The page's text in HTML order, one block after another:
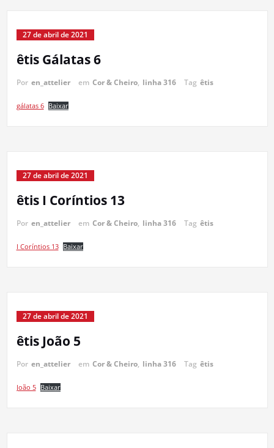
27 de abril de 2021
êtis Gálatas 6
Por en_attelier em Cor & Cheiro, linha 316 Tag êtis
gálatas 6 Baixar
27 de abril de 2021
êtis I Coríntios 13
Por en_attelier em Cor & Cheiro, linha 316 Tag êtis
I Coríntios 13 Baixar
27 de abril de 2021
êtis João 5
Por en_attelier em Cor & Cheiro, linha 316 Tag êtis
João 5 Baixar